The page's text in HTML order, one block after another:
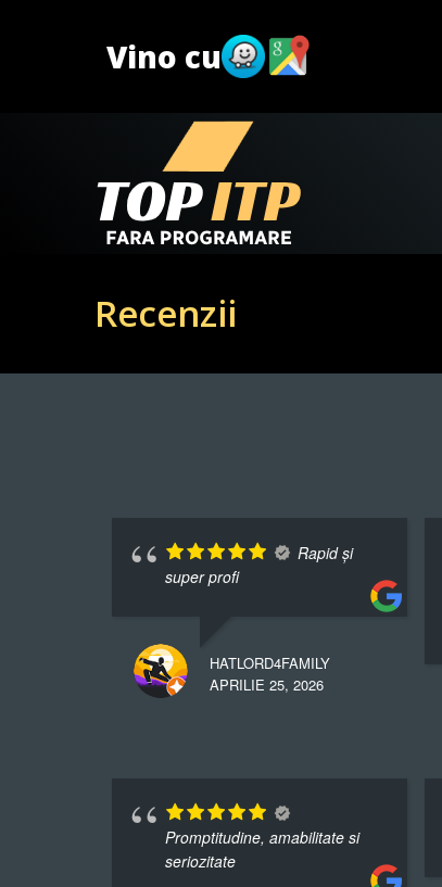
Vino cu
Recenzii
Rapid și
super profi
HATLORD4FAMILY
APRILIE 25, 2026
Promptitudine, amabilitate si
seriozitate